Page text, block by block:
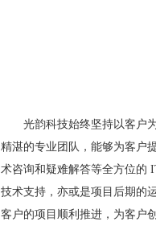
光韵科技始终坚持以客户
精湛的专业团队，能够为客户
术咨询和疑难解答等全方位的
技术支持，亦或是项目后期的
客户的项目顺利推进，为客户